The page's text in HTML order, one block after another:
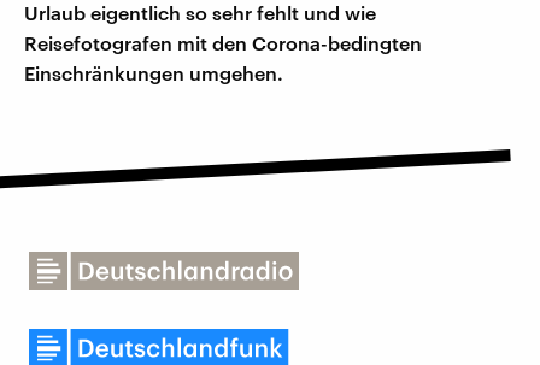
Urlaub eigentlich so sehr fehlt und wie
Reisefotografen mit den Corona-bedingten
Einschränkungen umgehen.